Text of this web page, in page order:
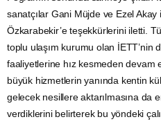
sanatçılar Gani Müjde ve Ezel
Özkarabekir’e teşekkürlerini iletti.
toplu ulaşım kurumu olan İETT’nin
faaliyetlerine hız kesmeden devam
büyük hizmetlerin yanında kentin
gelecek nesillere aktarılmasına da
verdiklerini belirterek bu yöndeki